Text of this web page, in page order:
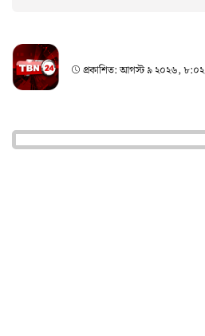
প্রকাশিত:আগস্ট ৯ ২০২৬, ৮:০২